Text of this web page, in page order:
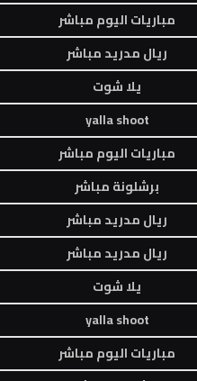
مباريات اليوم مباشر
ريال مدريد مباشر
يلا شوت
yalla shoot
مباريات اليوم مباشر
برشلونة مباشر
ريال مدريد مباشر
ريال مدريد مباشر
يلا شوت
yalla shoot
مباريات اليوم مباشر